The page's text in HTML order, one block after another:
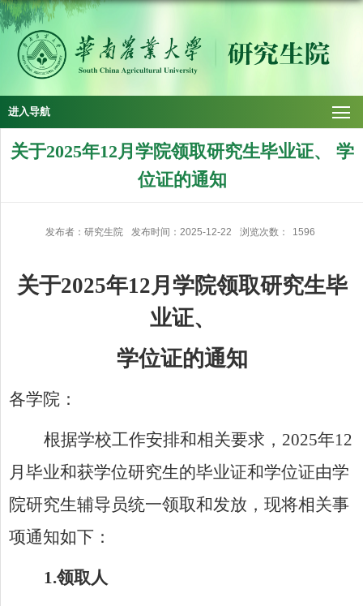
进入导航
关于2025年12月学院领取研究生毕业证、 学
位证的通知
发布者：研究生院 发布时间：2025-12-22 浏览次数： 1596
关于2025年12月 学院领取研究生毕
业证、
学位证的通知
各学院：
根据学校工作安排和相关要求， 2025年12
月毕业和获学位研究生的毕业证和学位证由学
院研究生辅导员统一领取和发放 ，现将相关事
项通知如下：
1.领取人